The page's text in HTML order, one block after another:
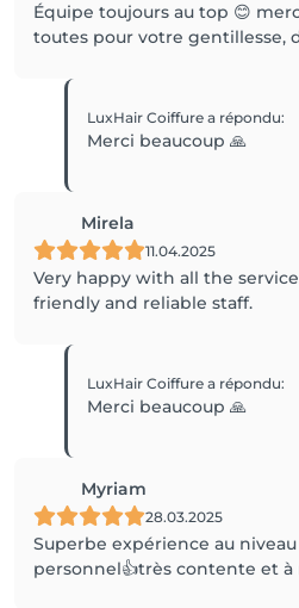
Équipe toujours au top 😊
toutes pour votre gentillesse,
LuxHair Coiffurea répondu:
Merci beaucoup 🙏
Mirela
11.04.2025
Very happy with all the
friendly and reliable staff.
LuxHair Coiffurea répondu:
Merci beaucoup 🙏
Myriam
28.03.2025
Superbe expérience au
personnel👍très contente et